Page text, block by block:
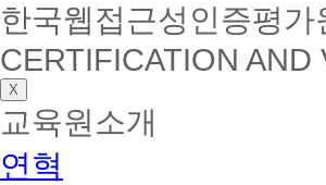
한국웹접근성인증평
CERTIFICATION AND
X
교육원소개
연혁